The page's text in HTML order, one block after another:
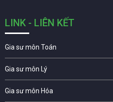
LINK - LIÊN KẾT
Gia sư môn Toán
Gia sư môn Lý
Gia sư môn Hóa